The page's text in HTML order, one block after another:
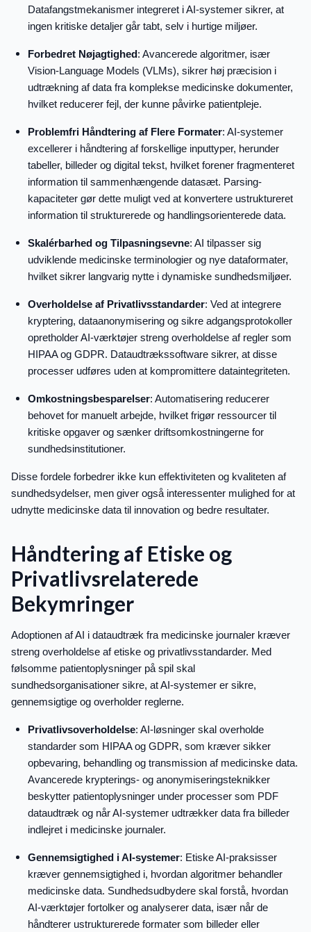
Datafangstmekanismer integreret i AI-systemer sikrer, at
ingen kritiske detaljer går tabt, selv i hurtige miljøer.
Forbedret Nøjagtighed: Avancerede algoritmer, især
Vision-Language Models (VLMs), sikrer høj præcision i
udtrækning af data fra komplekse medicinske dokumenter,
hvilket reducerer fejl, der kunne påvirke patientpleje.
Problemfri Håndtering af Flere Formater: AI-systemer
excellerer i håndtering af forskellige inputtyper, herunder
tabeller, billeder og digital tekst, hvilket forener fragmenteret
information til sammenhængende datasæt. Parsing-
kapaciteter gør dette muligt ved at konvertere ustruktureret
information til strukturerede og handlingsorienterede data.
Skalérbarhed og Tilpasningsevne: AI tilpasser sig
udviklende medicinske terminologier og nye dataformater,
hvilket sikrer langvarig nytte i dynamiske sundhedsmiljøer.
Overholdelse af Privatlivsstandarder: Ved at integrere
kryptering, dataanonymisering og sikre adgangsprotokoller
opretholder AI-værktøjer streng overholdelse af regler som
HIPAA og GDPR. Dataudtrækssoftware sikrer, at disse
processer udføres uden at kompromittere dataintegriteten.
Omkostningsbesparelser: Automatisering reducerer
behovet for manuelt arbejde, hvilket frigør ressourcer til
kritiske opgaver og sænker driftsomkostningerne for
sundhedsinstitutioner.
Disse fordele forbedrer ikke kun effektiviteten og kvaliteten af
sundhedsydelser, men giver også interessenter mulighed for at
udnytte medicinske data til innovation og bedre resultater.
Håndtering af Etiske og
Privatlivsrelaterede
Bekymringer
Adoptionen af AI i dataudtræk fra medicinske journaler kræver
streng overholdelse af etiske og privatlivsstandarder. Med
følsomme patientoplysninger på spil skal
sundhedsorganisationer sikre, at AI-systemer er sikre,
gennemsigtige og overholder reglerne.
Privatlivsoverholdelse: AI-løsninger skal overholde
standarder som HIPAA og GDPR, som kræver sikker
opbevaring, behandling og transmission af medicinske data.
Avancerede krypterings- og anonymiseringsteknikker
beskytter patientoplysninger under processer som PDF
dataudtræk og når AI-systemer udtrækker data fra billeder
indlejret i medicinske journaler.
Gennemsigtighed i AI-systemer: Etiske AI-praksisser
kræver gennemsigtighed i, hvordan algoritmer behandler
medicinske data. Sundhedsudbydere skal forstå, hvordan
AI-værktøjer fortolker og analyserer data, især når de
håndterer ustrukturerede formater som billeder eller